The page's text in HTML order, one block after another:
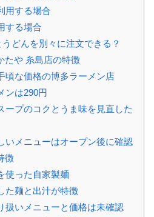
用する場合
する場合
どんを別々に注文できる？
たや 糸島店の特徴
頃な価格の博多ラーメン店
ンは290円
ープのコクとうま味を見直した
いメニューはオープン後に確認
徴
使った自家製麺
た麺と出汁が特徴
扱いメニューと価格は未確認